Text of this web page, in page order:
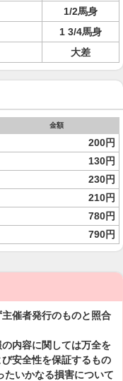
1/2馬身
1 3/4馬身
大差
金額
200円
130円
230円
210円
780円
790円
催者発行のものと照合
内容に関しては万全を
安全性を保証するもの
たいかなる損害について